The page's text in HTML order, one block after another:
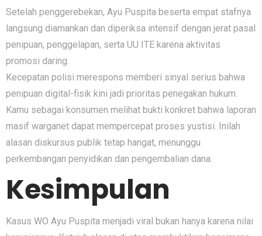
Setelah penggerebekan, Ayu Puspita beserta empat stafnya
langsung diamankan dan diperiksa intensif dengan jerat pasal
penipuan, penggelapan, serta UU ITE karena aktivitas
promosi daring.
Kecepatan polisi merespons memberi sinyal serius bahwa
penipuan digital-fisik kini jadi prioritas penegakan hukum.
Kamu sebagai konsumen melihat bukti konkret bahwa laporan
masif warganet dapat mempercepat proses yustisi. Inilah
alasan diskursus publik tetap hangat, menunggu
perkembangan penyidikan dan pengembalian dana.
Kesimpulan
Kasus WO Ayu Puspita menjadi viral bukan hanya karena nilai